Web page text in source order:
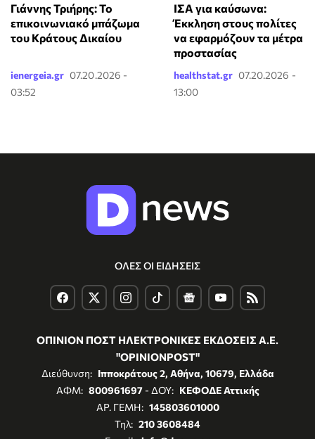
Γιάννης Τριήρης: Το
επικοινωνιακό μπάζωμα
του Κράτους Δικαίου
ienergeia.gr 07.20.2026 -
03:52
ΙΣΑ για καύσωνα:
Έκκληση στους πολίτες
να εφαρμόζουν τα μέτρα
προστασίας
healthstat.gr 07.20.2026 -
13:00
ΟΛΕΣ ΟΙ ΕΙΔΗΣΕΙΣ
ΟΠΙΝΙΟΝ ΠΟΣΤ ΗΛΕΚΤΡΟΝΙΚΕΣ ΕΚΔΟΣΕΙΣ Α.Ε.
"OPINIONPOST"
Διεύθυνση: Ιπποκράτους 2, Αθήνα, 10679, Ελλάδα
ΑΦΜ: 800961697- ΔΟΥ: ΚΕΦΟΔΕ Αττικής
ΑΡ. ΓΕΜΗ: 145803601000
Τηλ: 210 3608484